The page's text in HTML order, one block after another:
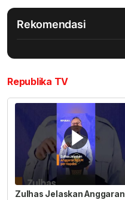
Rekomendasi
Republika TV
Zulhas Jelaskan Anggaran